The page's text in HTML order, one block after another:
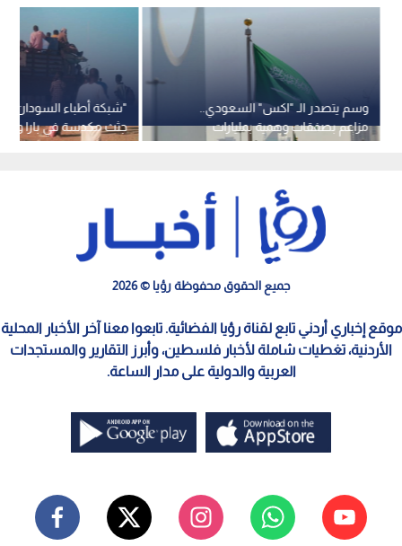
"شبكة أطباء
جثث مكدسة في بارا
الصمت الدولي
وسم يتصدر الـ "اكس" السعودي..
مزاعم بصفقات وهمية بمليارات
الريالات تهز قطاع التقنية
جميع الحقوق محفوظة رؤيا © 2026
موقع إخباري أردني تابع لقناة رؤيا الفضائية. تابعوا معنا آخر الأخبار المحلية
الأردنية، تغطيات شاملة لأخبار فلسطين، وأبرز التقارير والمستجدات
العربية والدولية على مدار الساعة.